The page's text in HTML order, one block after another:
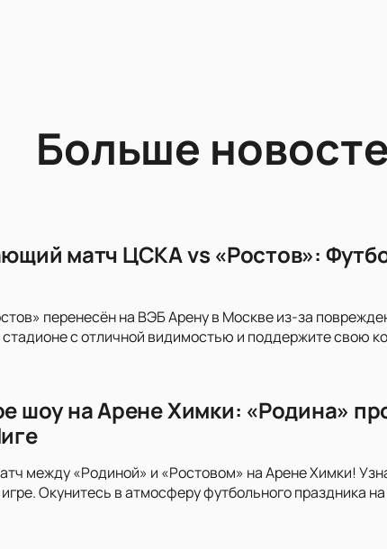
Больше
матч ЦСКА vs «Ростов»:
перенесён на ВЭБ Арену в Москве из-за
с отличной видимостью и поддержите свою
шоу на Арене Химки: «Родина»
между «Родиной» и «Ростовом» на Арене Химки!
Окунитесь в атмосферу футбольного праздника